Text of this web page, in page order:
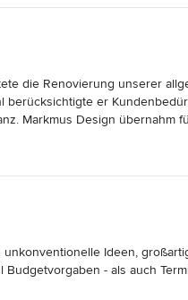
eine rundum Betreuung:
die Situation auch seien
5 von 5 Sternen
die Renovierung unserer
berücksichtigte er
Markmus Design übernahm
der Ausführung in nur fünf
mit seiner Liebe zum
Corporate Identity für die
Leidenschaft, Dinge zu
5 von 5 Sternen
unkonventionelle Ideen,
- als auch